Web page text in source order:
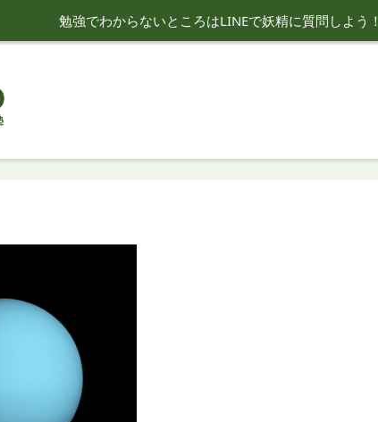
勉強でわからないところはLINEで妖精に質問しよう！